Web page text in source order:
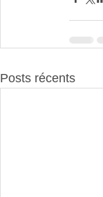
Posts récents